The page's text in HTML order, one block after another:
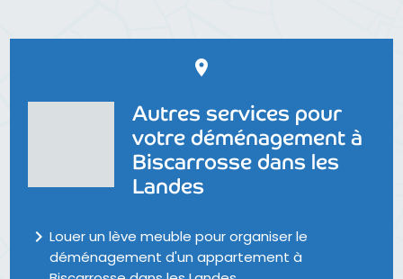
place
Autres services pour
votre déménagement à
Biscarrosse dans les
Landes
navigate_nextLouer un lève meuble pour organiser le
déménagement d'un appartement à